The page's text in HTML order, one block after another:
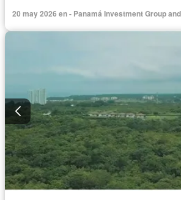
20 may 2026 en - Panamá Investment Group